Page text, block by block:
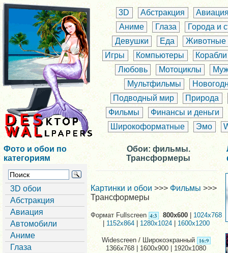
3D Абстракция
Аниме
Глаза
Города и
Девушки
Еда
Животные
Игры
Компьютеры
Корабли
Любовь
Мотоциклы
Мультфильмы
Подводный мир
Природа
Фильмы
Финансы и деньги
Широкоформатные
Эмо
Фото и обои по
категориям
3D обои
Абстракция
Авиация
Автомобили
Аниме
Глаза
Обои: фильмы.
Трансформеры
Картинки и обои >>> Фильмы >>>
Трансформеры
Формат Fullscreen 800x600 | 1024x768
|1152x864 1280x1024| 1600x1200
Widescreen / Широкоэкранный
1366x768 | 1600x900 | 1920x1080